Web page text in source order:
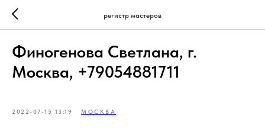
регистр мастеров
Финогенова Светлана, г.
Москва, +79054881711
2022-07-15 13:19 МОСКВА